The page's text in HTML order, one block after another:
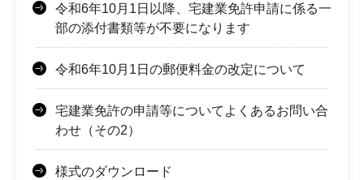
令和6年10月1日以降、宅建業免許申請に係る一
部の添付書類等が不要になります
令和6年10月1日の郵便料金の改定について
宅建業免許の申請等についてよくあるお問い合
わせ（その2）
様式のダウンロード